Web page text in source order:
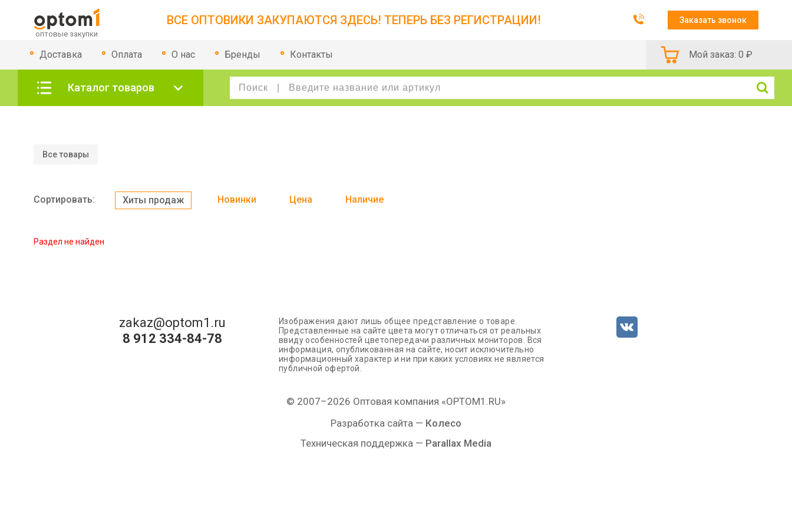
ВСЕ ОПТОВИКИ ЗАКУПАЮТСЯ ЗДЕСЬ! ТЕПЕРЬ БЕЗ РЕГИСТРАЦИИ! Заказать звонок
Доставка Оплата О нас Бренды Контакты Мой заказ: 0 ₽
Каталог товаров
Все товары
Сортировать: Хиты продаж Новинки Цена Наличие
Раздел не найден
zakaz@optom1.ru
8 912 334-84-78
Изображения дают лишь общее представление о товаре.
Представленные на сайте цвета могут отличаться от реальных
ввиду особенностей цветопередачи различных мониторов. Вся
информация, опубликованная на сайте, носит исключительно
информационный характер и ни при каких условиях не является
публичной офертой.
© 2007–2026 Оптовая компания «OPTOM1.RU»
Разработка сайта — Колесо
Техническая поддержка — Parallax Media